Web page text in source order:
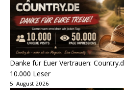
Danke für Euer Vertrauen:
10.000 Leser
5. August 2026